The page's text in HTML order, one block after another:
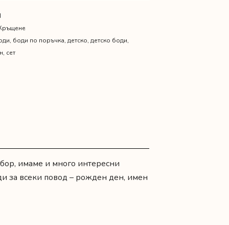
, боди по поръчка, детско, детско боди,
, сет
имаме и много интересни
за всеки повод – рожден ден, имен